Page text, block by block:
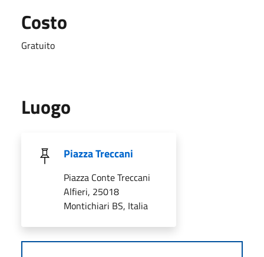
Costo
Gratuito
Luogo
Piazza Treccani
Piazza Conte Treccani
Alfieri, 25018
Montichiari BS, Italia